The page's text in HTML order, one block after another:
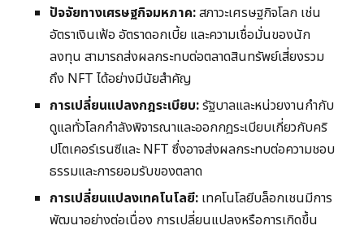
ปัจจัยทางเศรษฐกิจมหภาค:สภาวะเศรษฐกิจโลก เช่น
อัตราเงินเฟ้อ อัตราดอกเบี้ย และความเชื่อมั่นของนัก
ลงทุน สามารถส่งผลกระทบต่อตลาดสินทรัพย์เสี่ยงรวม
ถึง NFT ได้อย่างมีนัยสำคัญ
การเปลี่ยนแปลงกฎระเบียบ:รัฐบาลและหน่วยงานกำกับ
ดูแลทั่วโลกกำลังพิจารณาและออกกฎระเบียบเกี่ยวกับคริ
ปโตเคอร์เรนซีและ NFT ซึ่งอาจส่งผลกระทบต่อความชอบ
ธรรมและการยอมรับของตลาด
การเปลี่ยนแปลงเทคโนโลยี: เทคโนโลยีบล็อกเชนมีการ
พัฒนาอย่างต่อเนื่อง การเปลี่ยนแปลงหรือการเกิดขึ้น